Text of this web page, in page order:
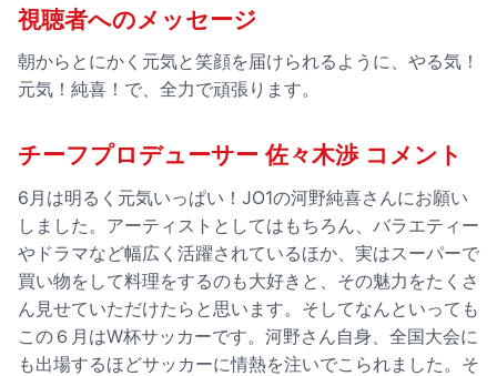
視聴者へのメッセージ
朝からとにかく元気と笑顔を届けられるように、やる気！
元気！純喜！で、全力で頑張ります。
チーフプロデューサー 佐々木渉 コメント
6月は明るく元気いっぱい！JO1の河野純喜さんにお願い
しました。アーティストとしてはもちろん、バラエティー
やドラマなど幅広く活躍されているほか、実はスーパーで
買い物をして料理をするのも大好きと、その魅力をたくさ
ん見せていただけたらと思います。そしてなんといっても
この６月はW杯サッカーです。河野さん自身、全国大会に
も出場するほどサッカーに情熱を注いでこられました。そ